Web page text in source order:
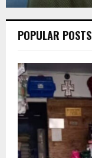
POPULAR POSTS